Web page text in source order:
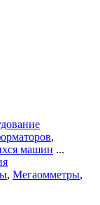
,
машин ...
, Мегаомметры,